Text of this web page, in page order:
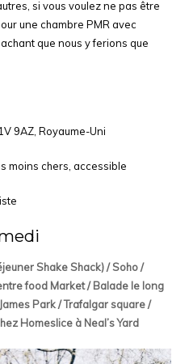
si vous voulez ne pas être
une chambre PMR avec
que nous y ferions que
9AZ, Royaume-Uni
moins chers, accessible
Shake Shack) / Soho /
food Market / Balade le long
Park / Trafalgar square /
Homeslice à Neal’s Yard